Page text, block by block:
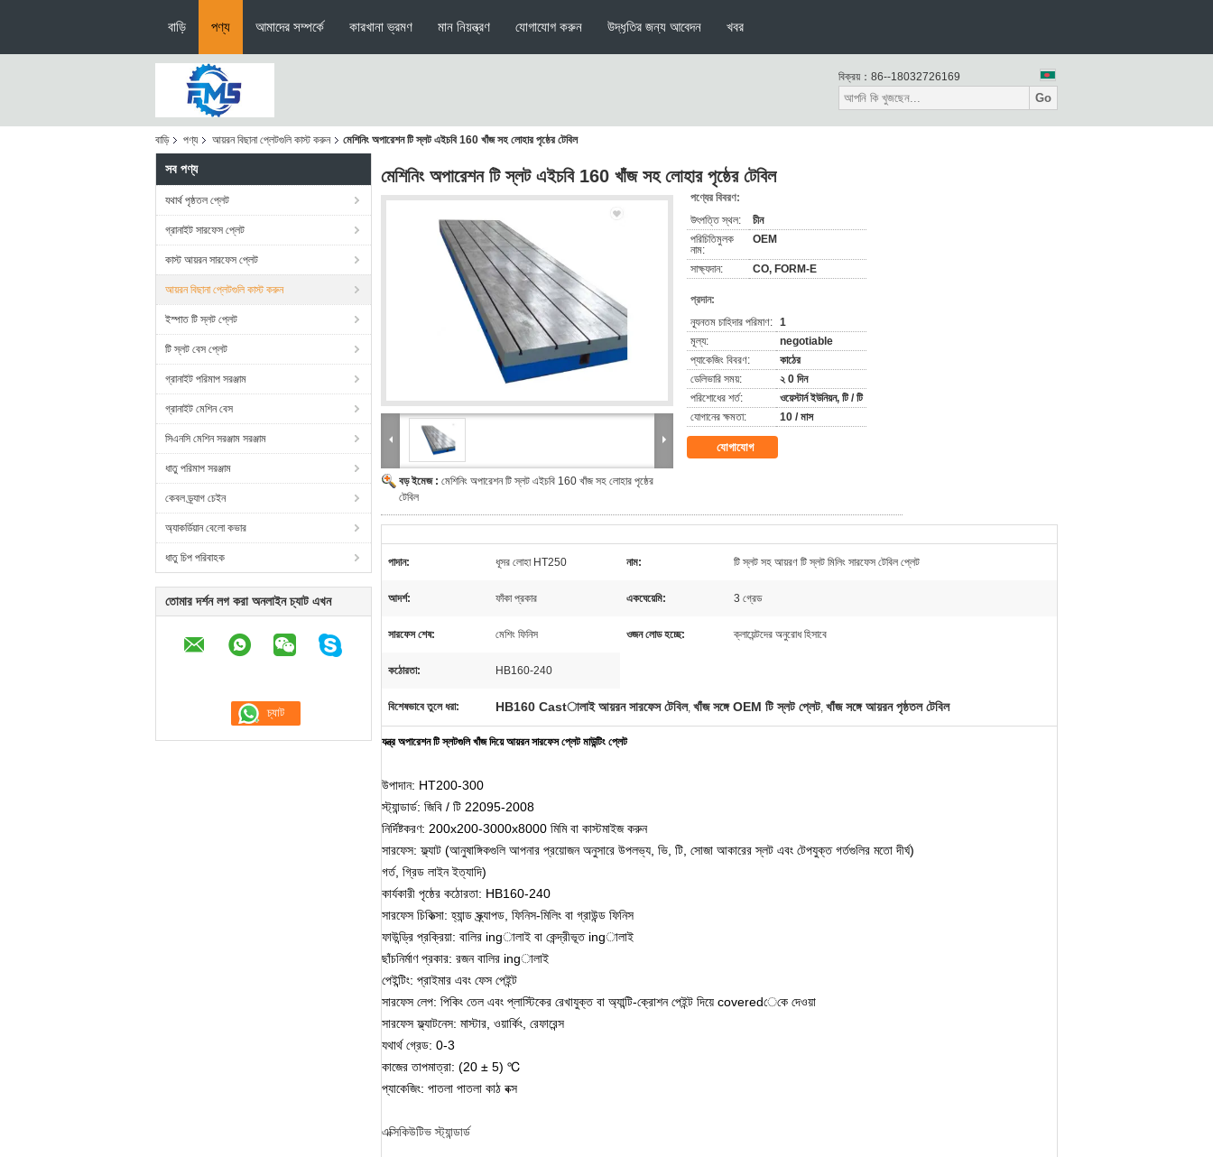
বাড়ি পণ্য আমাদের সম্পর্কে কারখানা ভ্রমণ মান নিয়ন্ত্রণ যোগাযোগ করুন উদ্ধৃতির জন্য আবেদন খবর
বিক্রয়： 86--18032726169
Go
বাড়ি পণ্য আয়রন বিছানা প্লেটগুলি কাস্ট করুন মেশিনিং অপারেশন টি স্লট এইচবি 160 খাঁজ সহ লোহার পৃষ্ঠের টেবিল
সব পণ্য
যথার্থ পৃষ্ঠতল প্লেট
গ্রানাইট সারফেস প্লেট
কাস্ট আয়রন সারফেস প্লেট
আয়রন বিছানা প্লেটগুলি কাস্ট করুন
ইস্পাত টি স্লট প্লেট
টি স্লট বেস প্লেট
গ্রানাইট পরিমাপ সরঞ্জাম
গ্রানাইট মেশিন বেস
সিএনসি মেশিন সরঞ্জাম সরঞ্জাম
ধাতু পরিমাপ সরঞ্জাম
কেবল ড্র্যাগ চেইন
অ্যাকর্ডিয়ান বেলো কভার
ধাতু চিপ পরিবাহক
তোমার দর্শন লগ করা অনলাইন চ্যাট এখন
মেশিনিং অপারেশন টি স্লট এইচবি 160 খাঁজ সহ লোহার পৃষ্ঠের টেবিল
বড় ইমেজ : মেশিনিং অপারেশন টি স্লট এইচবি 160 খাঁজ সহ লোহার পৃষ্ঠের
টেবিল
পণ্যের বিবরণ:
উৎপত্তি স্থল:
চীন
পরিচিতিমুলক
নাম:
OEM
সাক্ষ্যদান: CO, FORM-E
প্রদান:
ন্যূনতম চাহিদার পরিমাণ: 1
মূল্য:
negotiable
প্যাকেজিং বিবরণ:
কাঠের
ডেলিভারি সময়:
২ 0 দিন
পরিশোধের শর্ত:
ওয়েস্টার্ন ইউনিয়ন, টি / টি
যোগানের ক্ষমতা:
10 / মাস
যোগাযোগ
পাদান: ধূসর লোহা HT250 নাম: টি স্লট সহ আয়রণ টি স্লট মিলিং সারফেস টেবিল প্লেট
আদর্শ: ফাঁকা প্রকার একঘেয়েমি: 3 গ্রেড
সারফেস শেষ: মেশিং ফিনিস ওজন লোড হচ্ছে: ক্লায়েন্টদের অনুরোধ হিসাবে
কঠোরতা: HB160-240
বিশেষভাবে তুলে ধরা: HB160 Castালাই আয়রন সারফেস টেবিল, খাঁজ সঙ্গে OEM টি স্লট প্লেট, খাঁজ সঙ্গে আয়রন পৃষ্ঠতল টেবিল
যন্ত্র অপারেশন টি স্লটগুলি খাঁজ দিয়ে আয়রন সারফেস প্লেট মাউন্টিং প্লেট
উপাদান: HT200-300
স্ট্যান্ডার্ড: জিবি / টি 22095-2008
নির্দিষ্টকরণ: 200x200-3000x8000 মিমি বা কাস্টমাইজ করুন
সারফেস: ফ্ল্যাট (আনুষাঙ্গিকগুলি আপনার প্রয়োজন অনুসারে উপলভ্য, ভি, টি, সোজা আকারের স্লট এবং টেপযুক্ত গর্তগুলির মতো দীর্ঘ)
গর্ত, গ্রিড লাইন ইত্যাদি)
কার্যকারী পৃষ্ঠের কঠোরতা: HB160-240
সারফেস চিকিত্সা: হ্যান্ড স্ক্র্যাপড, ফিনিস-মিলিং বা গ্রাউন্ড ফিনিস
ফাউন্ড্রি প্রক্রিয়া: বালির ingালাই বা কেন্দ্রীভূত ingালাই
ছাঁচনির্মাণ প্রকার: রজন বালির ingালাই
পেইন্টিং: প্রাইমার এবং ফেস পেইন্ট
সারফেস লেপ: পিকিং তেল এবং প্লাস্টিকের রেখাযুক্ত বা অ্যান্টি-ক্রোশন পেইন্ট দিয়ে coveredেকে দেওয়া
সারফেস ফ্ল্যাটনেস: মাস্টার, ওয়ার্কিং, রেফারেন্স
যথার্থ গ্রেড: 0-3
কাজের তাপমাত্রা: (20 ± 5) ℃
প্যাকেজিং: পাতলা পাতলা কাঠ বক্স
এক্সিকিউটিভ স্ট্যান্ডার্ড